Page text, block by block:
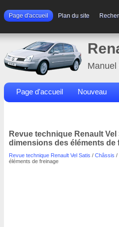
Page d'accueil Plan du site
Page d'accueil Nouveau
Revue technique Renault
dimensions des éléments de
Revue technique Renault Vel Satis / Châssis /
éléments de freinage